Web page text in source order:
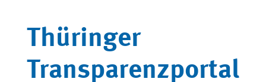
Thüringer
Transparenzportal